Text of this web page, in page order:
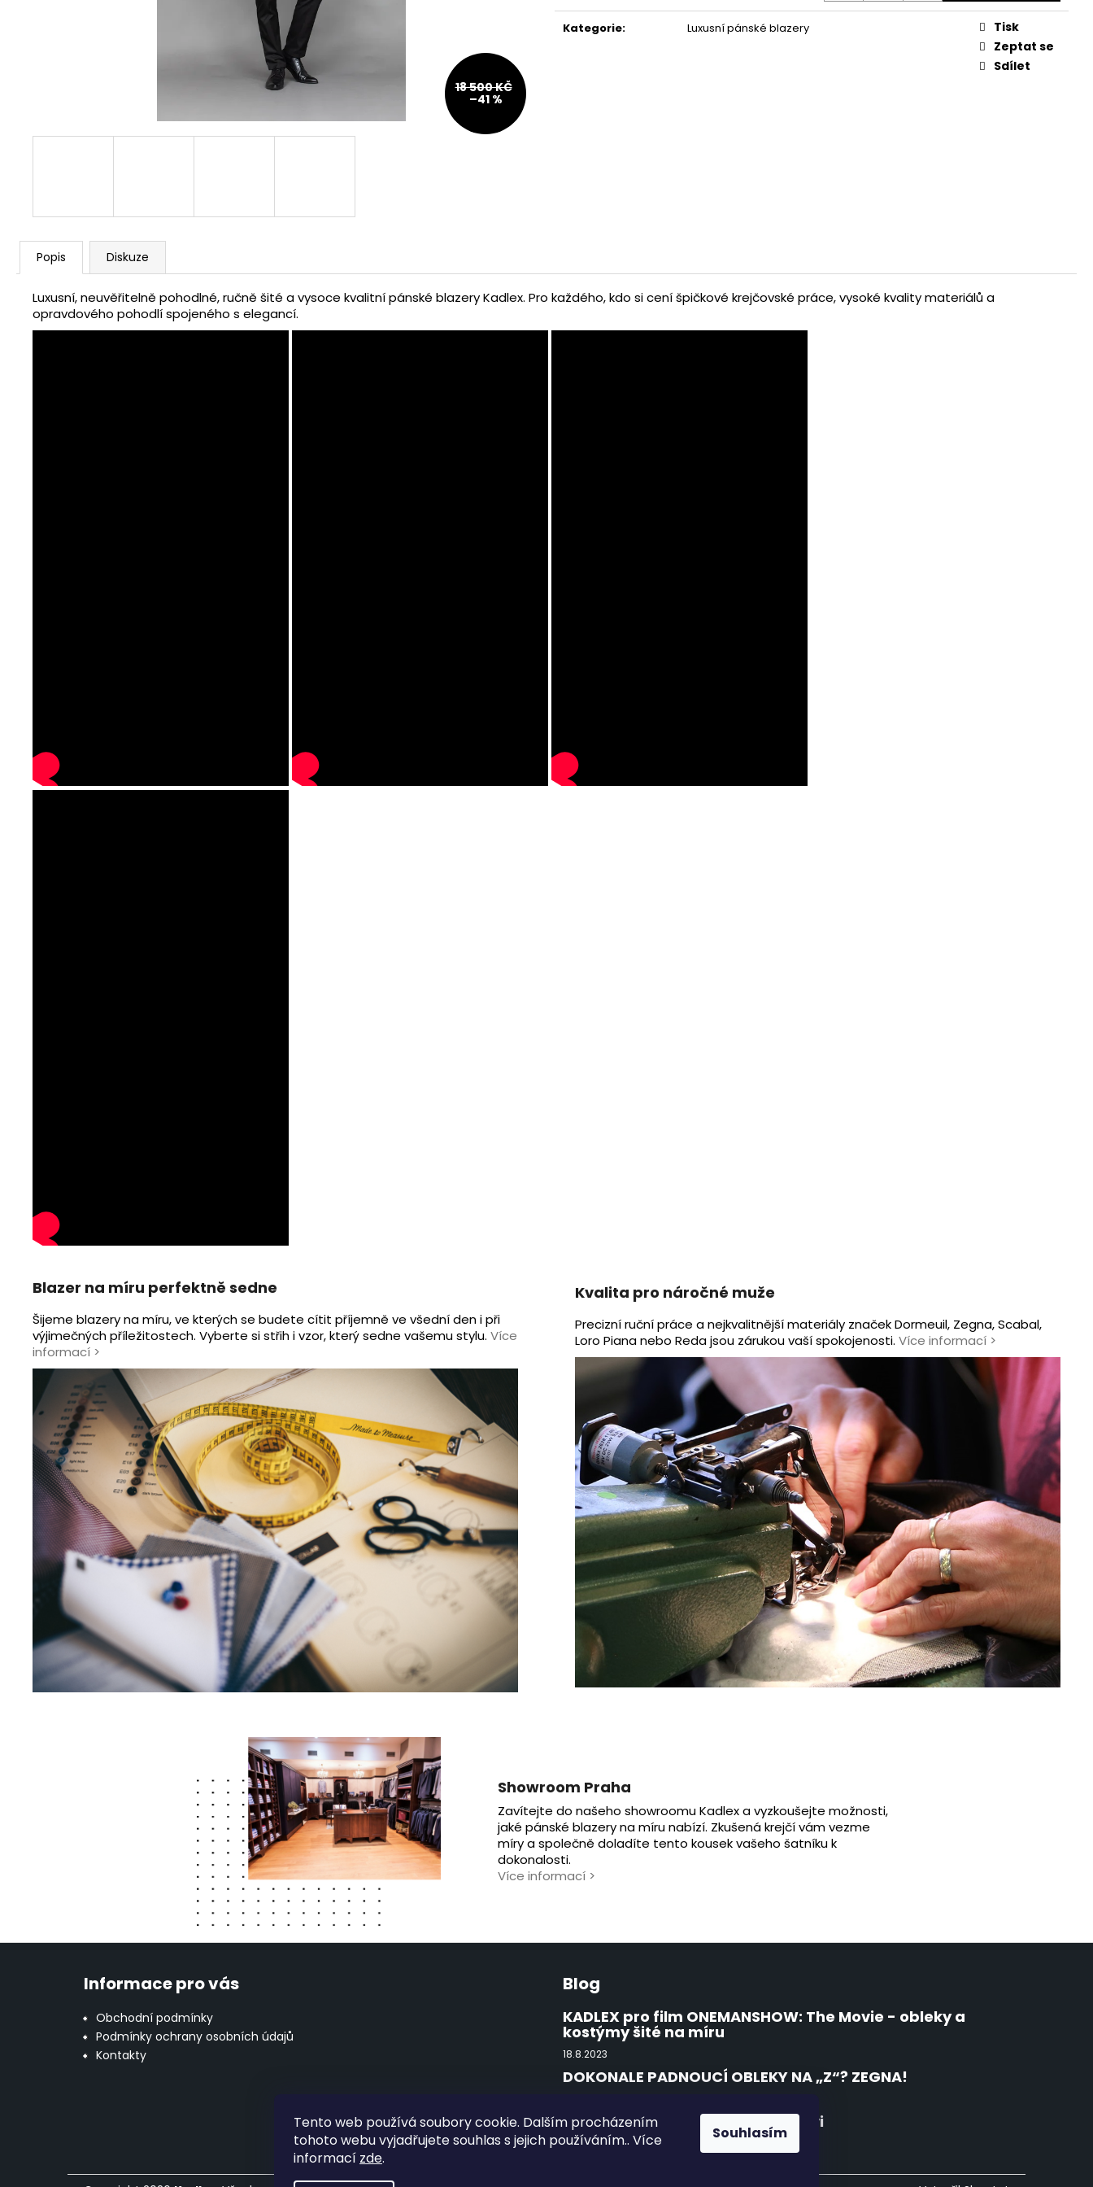
Tento web používá soubory cookie. Dalším procházením
tohoto webu vyjadřujete souhlas s jejich používáním.. Více
informací zde.
Souhlasím
Měrná
cena:
Kategorie: Luxusní pánské blazery
Tisk
Zeptat se
Sdílet
18 500 KČ
–41 %
Popis Diskuze
Luxusní, neuvěřitelně pohodlné, ručně šité a vysoce kvalitní pánské blazery Kadlex. Pro každého, kdo si cení špičkové krejčovské práce, vysoké kvality materiálů a
opravdového pohodlí spojeného s elegancí.
Blazer na míru perfektně sedne
Šijeme blazery na míru, ve kterých se budete cítit příjemně ve všední den i při
výjimečných příležitostech. Vyberte si střih i vzor, který sedne vašemu stylu. Více
informací >
Kvalita pro náročné muže
Precizní ruční práce a nejkvalitnější materiály značek Dormeuil, Zegna, Scabal,
Loro Piana nebo Reda jsou zárukou vaší spokojenosti. Více informací >
Showroom Praha
Zavítejte do našeho showroomu Kadlex a vyzkoušejte možnosti,
jaké pánské blazery na míru nabízí. Zkušená krejčí vám vezme
míry a společně doladíte tento kousek vašeho šatníku k
dokonalosti.
Více informací >
MODRÁ HEDVÁBNÁ KRAVATA SE KRAVATA HEDVÁBNÁ S KAŠMÍROVÝM
BARMOLAR BAREVNÉ
10 990 Kč
Informace pro vás
Obchodní podmínky
Podmínky ochrany osobních údajů
Kontakty
Blog
KADLEX pro film ONEMANSHOW: The Movie - obleky a
kostýmy šité na míru
18.8.2023
DOKONALE PADNOUCÍ OBLEKY NA „Z“? ZEGNA!
První obutí a použití kožené obuvi
15.8.2022